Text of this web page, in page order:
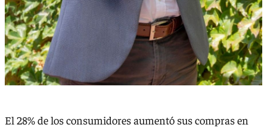
El 28% de los consumidores aumentó sus compras en